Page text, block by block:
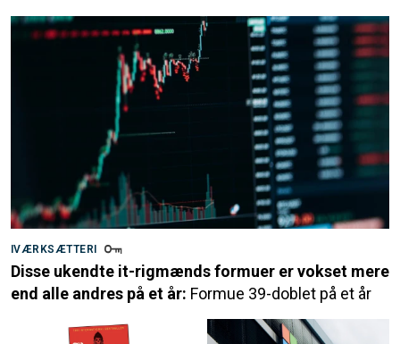
IVÆRKSÆTTERI
Disse ukendte it-rigmænds formuer er vokset mere
end alle andres på et år: Formue 39-doblet på et år